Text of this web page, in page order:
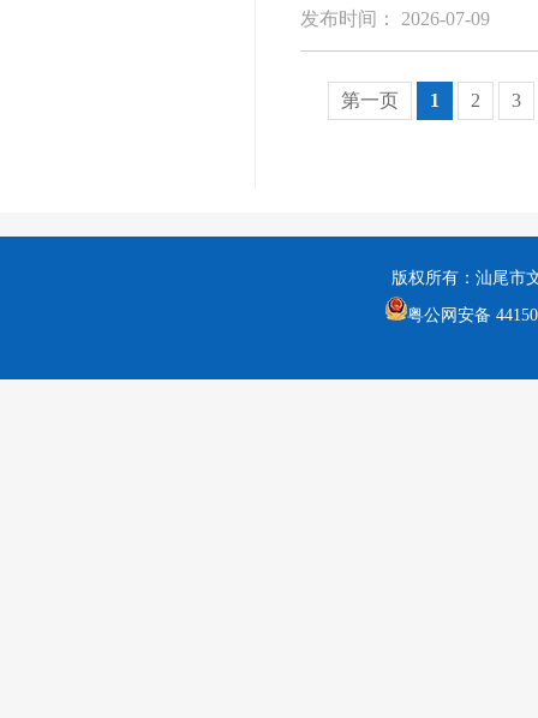
发布时间： 2026-07-09
第一页 1 2 3
版权所有：汕尾市
粤公网安备